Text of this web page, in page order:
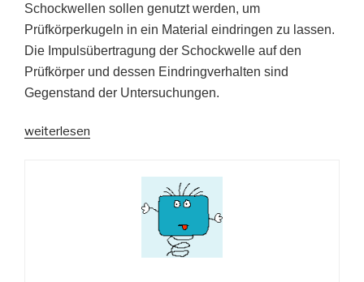
Schockwellen sollen genutzt werden, um
Prüfkörperkugeln in ein Material eindringen zu lassen.
Die Impulsübertragung der Schockwelle auf den
Prüfkörper und dessen Eindringverhalten sind
Gegenstand der Untersuchungen.
„Ziehen,
weiterlesen